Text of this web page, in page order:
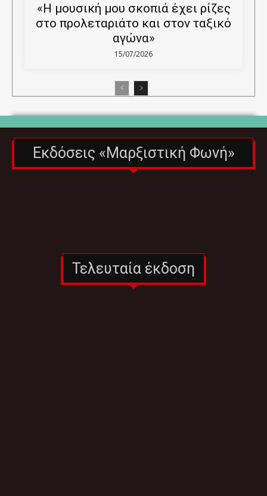
«Η μουσική μου σκοπιά έχει ρίζες
στο προλεταριάτο και στον ταξικό
αγώνα»
15/07/2026
Εκδόσεις «Μαρξιστική Φωνή»
Τελευταία έκδοση